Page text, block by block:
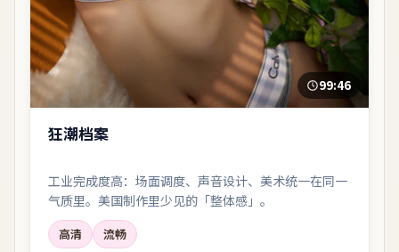
99:46
狂潮档案
工业完成度高：场面调度、声音设计、美术统一在同一
气质里。美国制作里少见的「整体感」。
高清
流畅